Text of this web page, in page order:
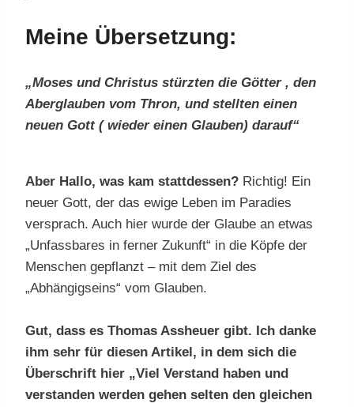
Meine Übersetzung:
„Moses und Christus stürzten die Götter , den
Aberglauben vom Thron, und stellten einen
neuen Gott ( wieder einen Glauben) darauf“
Aber Hallo, was kam stattdessen? Richtig! Ein
neuer Gott, der das ewige Leben im Paradies
versprach. Auch hier wurde der Glaube an etwas
„Unfassbares in ferner Zukunft“ in die Köpfe der
Menschen gepflanzt – mit dem Ziel des
„Abhängigseins“ vom Glauben.
Gut, dass es Thomas Assheuer gibt. Ich danke
ihm sehr für diesen Artikel, in dem sich die
Überschrift hier „Viel Verstand haben und
verstanden werden gehen selten den gleichen